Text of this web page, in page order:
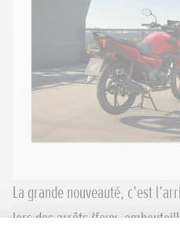
La grande nouveauté, c’est
lors des arrêts (feux,